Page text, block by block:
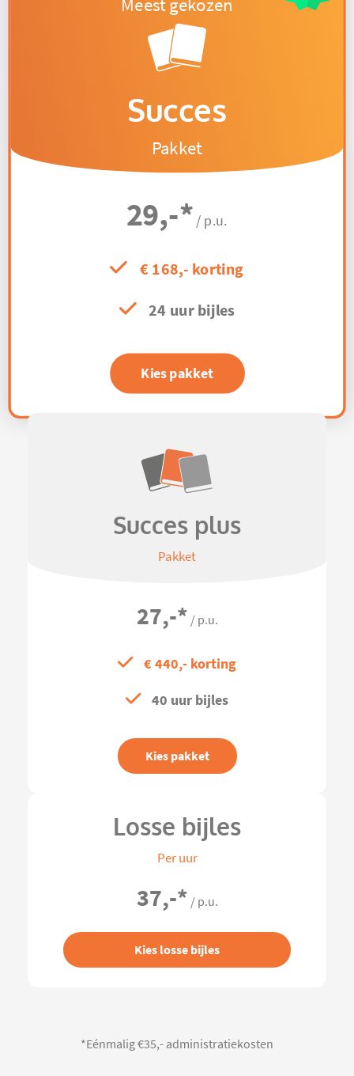
Succes
Pakket
29,-* / p.u.
€ 168,- korting
24 uur bijles
Kies pakket
Succes plus
Pakket
27,-* / p.u.
€ 440,- korting
40 uur bijles
Kies pakket
Losse bijles
Per uur
37,-* / p.u.
Kies losse bijles
*Eénmalig €35,- administratiekosten